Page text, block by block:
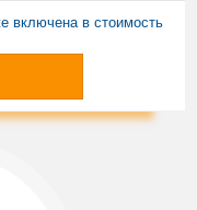
включена в стоимость